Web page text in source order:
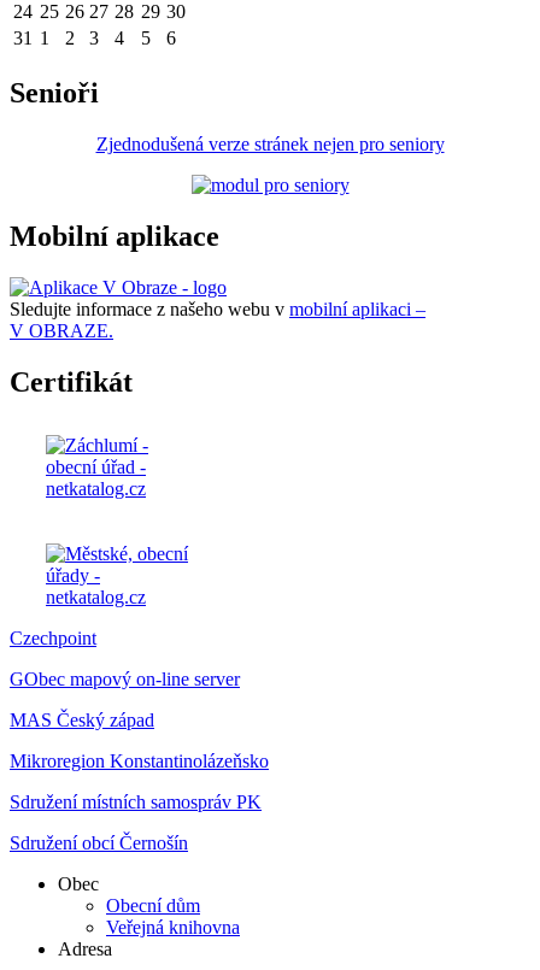
24 25 26 27 28 29 30
31 1 2 3 4 5 6
Senioři
Zjednodušená verze stránek nejen pro seniory
Mobilní aplikace
Sledujte informace z našeho webu v mobilní aplikaci –
V OBRAZE.
Certifikát
Czechpoint
GObec mapový on-line server
MAS Český západ
Mikroregion Konstantinolázeňsko
Sdružení místních samospráv PK
Sdružení obcí Černošín
Obec
Obecní dům
Veřejná knihovna
Adresa